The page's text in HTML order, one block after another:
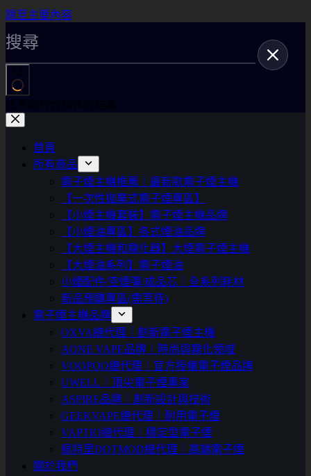
跳至主要內容
找不到符合條件的結果
首頁
所有商品
電子煙主機推薦｜最新款電子煙主機
【一次性拋棄式電子煙專區】
【小煙主機套裝】電子煙主機品牌
【小煙油專區】各式煙油品牌
【大煙主機和霧化器】大煙電子煙主機
【大煙油系列】電子煙油
小煙配件/空煙彈/成品芯｜全系列耗材
新品預購專區(需等待)
電子煙主機品牌
OXVA總代理｜創新電子煙主機
AONE VAPE品牌｜時尚與霧化領域
VOOPOO總代理｜官方授權電子煙品牌
UWELL｜頂尖電子煙專家
ASPIRE品牌｜創新設計與技術
GEEKVAPE總代理｜耐用電子煙
VAPTIO總代理｜穩定型電子煙
佩特里DOTMOD總代理｜高端電子煙
關於我們